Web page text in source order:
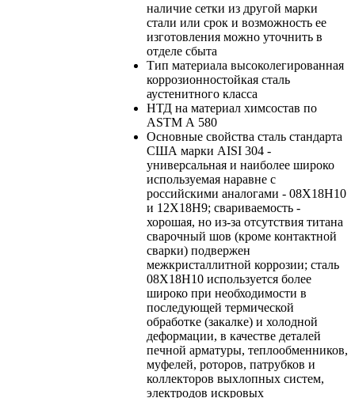
наличие сетки из другой марки
стали или срок и возможность ее
изготовления можно уточнить в
отделе сбыта
Тип материала высоколегированная
коррозионностойкая сталь
аустенитного класса
НТД на материал химсостав по
ASTM А 580
Основные свойства сталь стандарта
США марки AISI 304 -
универсальная и наиболее широко
используемая наравне с
российскими аналогами - 08Х18Н10
и 12Х18Н9; свариваемость -
хорошая, но из-за отсутствия титана
сварочный шов (кроме контактной
сварки) подвержен
межкристаллитной коррозии; сталь
08Х18Н10 используется более
широко при необходимости в
последующей термической
обработке (закалке) и холодной
деформации, в качестве деталей
печной арматуры, теплообменников,
муфелей, роторов, патрубков и
коллекторов выхлопных систем,
электродов искровых